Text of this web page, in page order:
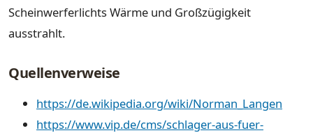
Scheinwerferlichts Wärme und Großzügigkeit
ausstrahlt.
Quellenverweise
https://de.wikipedia.org/wiki/Norman_Langen
https://www.vip.de/cms/schlager-aus-fuer-